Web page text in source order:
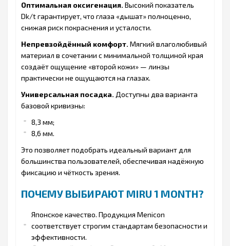
Оптимальная оксигенация. Высокий показатель
Dk/t гарантирует, что глаза «дышат» полноценно,
снижая риск покраснения и усталости.
Непревзойдённый комфорт. Мягкий влаголюбивый
материал в сочетании с минимальной толщиной края
создаёт ощущение «второй кожи» — линзы
практически не ощущаются на глазах.
Универсальная посадка. Доступны два варианта
базовой кривизны:
8,3 мм;
8,6 мм.
Это позволяет подобрать идеальный вариант для
большинства пользователей, обеспечивая надёжную
фиксацию и чёткость зрения.
ПОЧЕМУ ВЫБИРАЮТ MIRU 1 MONTH?
Японское качество. Продукция Menicon
соответствует строгим стандартам безопасности и
эффективности.